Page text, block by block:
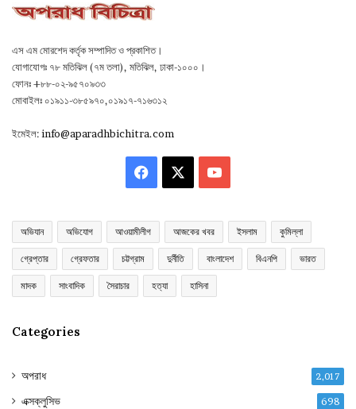
এস এম মোরশেদ কর্তৃক সম্পাদিত ও প্রকাশিত।
যোগাযোগঃ ৭৮ মতিঝিল (৭ম তলা), মতিঝিল, ঢাকা-১০০০।
ফোনঃ +৮৮-০২-৯৫৭০৯৩৩
মোবাইলঃ ০১৯১১-৩৮৫৯৭০,০১৯১৭-৭১৬৩১২
ইমেইল:info@aparadhbichitra.com
Facebook YouTube
অভিযান অভিযোগ আওয়ামীলীগ আজকের খবর ইসলাম কুমিল্লা
গ্রেপ্তার গ্রেফতার চট্টগ্রাম দুর্নীতি বাংলাদেশ বিএনপি ভারত
মাদক সাংবাদিক সৈরাচার হত্যা হাসিনা
Categories
অপরাধ 2,017
এক্সক্লুসিভ 698